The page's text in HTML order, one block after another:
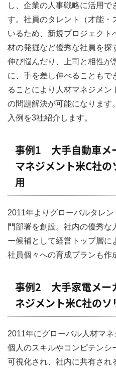
し、企業の人事戦略に活用
す。社員のタレント（才能・
いるため、新規プロジェクト
材の発掘など優秀な社員を探
伸び悩んだり、上司と相性が
に、手を差し伸べることもで
ることにより人材マネジメ
の問題解決が可能になります
入例を3社紹介します。
事例1 大手自動車メ
マネジメント米C社
用
2011年よりグローバルタレ
門部署を創設。社内の優秀
ー候補として経営トップ層に
社員個々への育成プランも作
事例2 大手家電メー
ネジメント米C社の
2011年にグローバル人材マネ
個人のスキルやコンピテンシ
可視化され、社内に共有され